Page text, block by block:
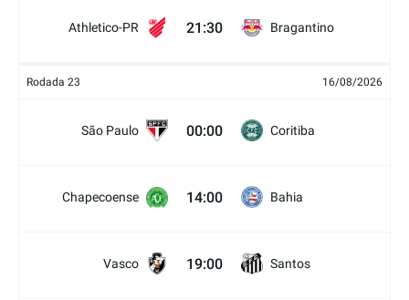
Athletico-PR 21:30 Bragantino
Rodada 23 16/08/2026
São Paulo 00:00 Coritiba
Chapecoense 14:00 Bahia
Vasco 19:00 Santos